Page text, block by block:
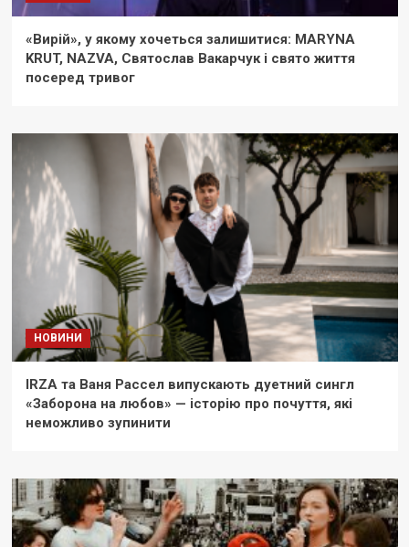
«Вирій», у якому хочеться залишитися: MARYNA
KRUT, NAZVA, Святослав Вакарчук і свято життя
посеред тривог
НОВИНИ
IRZA та Ваня Рассел випускають дуетний сингл
«Заборона на любов» — історію про почуття, які
неможливо зупинити